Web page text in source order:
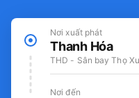
Nơi xuất phát
Thanh Hóa
THD - Sân bay Thọ
Nơi đến